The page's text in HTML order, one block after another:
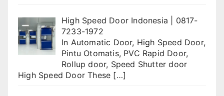
High Speed Door Indonesia | 0817-
7233-1972
In Automatic Door, High Speed Door,
Pintu Otomatis, PVC Rapid Door,
Rollup door, Speed Shutter door
High Speed Door These […]